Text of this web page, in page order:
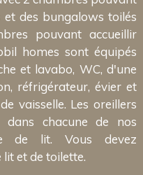
des bungalows toilés
pouvant accueillir
homes sont équipés
et lavabo, WC, d'une
réfrigérateur, évier et
vaisselle. Les oreillers
chacune de nos
de lit. Vous devez
et de toilette.